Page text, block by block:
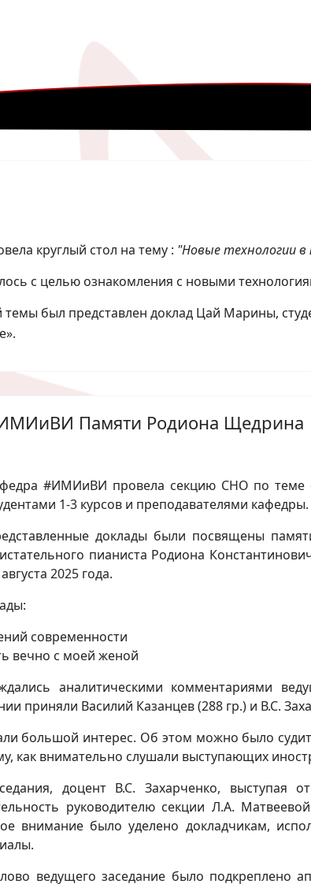
круглый стол на тему : "Новые технологии в
с целью ознакомления с новыми
был представлен доклад Цай Марины,
Памяти Родиона Щедрина
#ИМИиВИ провела секцию СНО по теме
1-3 курсов и преподавателями кафедры.
доклады были посвящены
пианиста Родиона
2025 года.
современности
вечно с моей женой
аналитическими комментариями
приняли Василий Казанцев (288 гр.) и В.С.
большой интерес. Об этом можно было
как внимательно слушали выступающих
доцент В.С. Захарченко, выступая
руководителю секции Л.А.
внимание было уделено докладчикам,
ведущего заседание было подкреплено